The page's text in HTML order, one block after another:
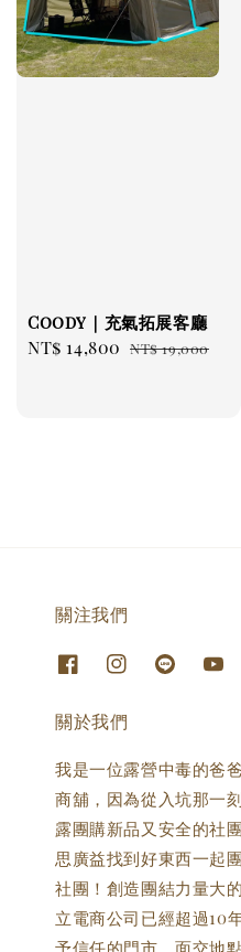
Coody｜充氣拓展客廳
Sale
NT$ 14,800 Regular
NT$ 19,000
關注我們
關於我們
我是一位露營中毒的爸
商舖，因為從入坑那一
露團購新品又安全的社
思廣益找到好東西一起
社團！創造團結力量大
立電商公司已經超過10
予信任的門市、面交地